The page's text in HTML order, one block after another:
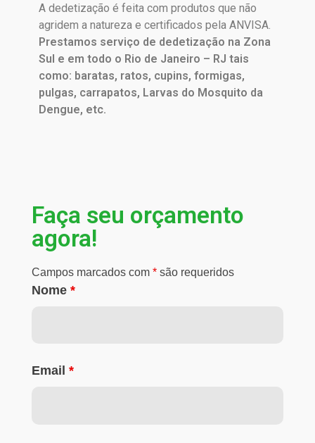
A dedetização é feita com produtos que não
agridem a natureza e certificados pela ANVISA.
Prestamos serviço de dedetização na Zona
Sul e em todo o Rio de Janeiro – RJ tais
como: baratas, ratos, cupins, formigas,
pulgas, carrapatos, Larvas do Mosquito da
Dengue, etc.
Faça seu orçamento
agora!
Campos marcados com * são requeridos
Nome *
Email *